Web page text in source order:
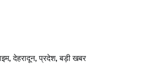
,देहरादून,प्रदेश,बड़ी खबर